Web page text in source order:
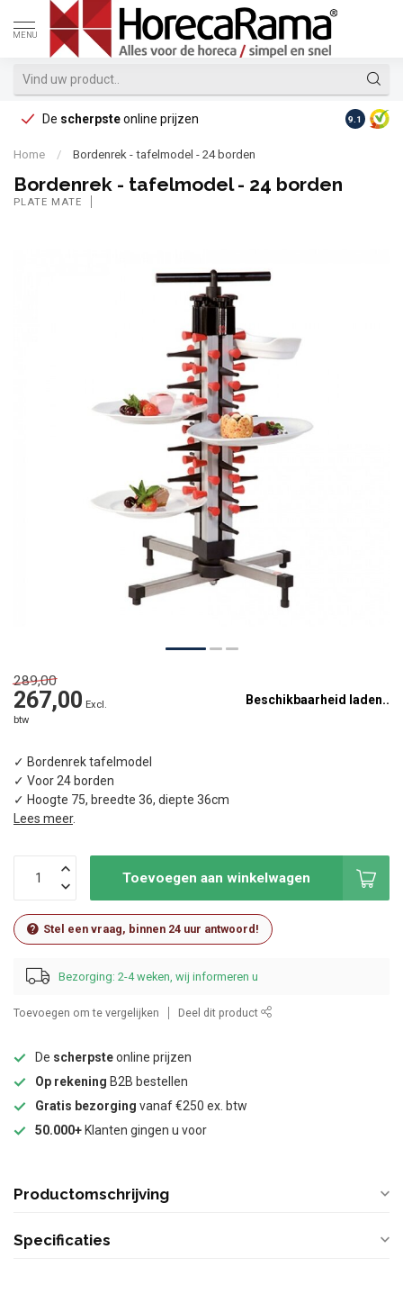
MENU
De scherpsteonline prijzen Op
9.1
Home / Bordenrek - tafelmodel - 24 borden
Bordenrek - tafelmodel - 24 borden
PLATE MATE
289,00
267,00 Excl.
btw
Beschikbaarheid laden..
✓ Bordenrek tafelmodel
✓ Voor 24 borden
✓ Hoogte 75, breedte 36, diepte 36cm
Lees meer.
Toevoegen aan winkelwagen
Stel een vraag, binnen 24 uur antwoord!
Bezorging: 2-4 weken, wij informeren u
Toevoegen om te vergelijken Deel dit product
De scherpsteonline prijzen
Op rekening B2B bestellen
Gratis bezorging vanaf €250 ex. btw
50.000+ Klanten gingen u voor
Productomschrijving
Specificaties